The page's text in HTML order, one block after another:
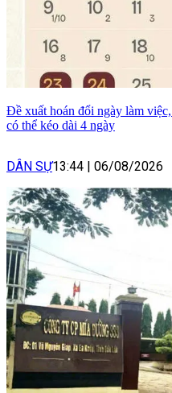
Đề xuất hoán đổi ngày làm
có thể kéo dài 4 ngày
DÂN SỰ13:44 06/08/2026